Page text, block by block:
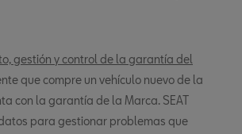
gestión y control de la garantía del
que compre un vehículo nuevo de la
con la garantía de la Marca. SEAT
para gestionar problemas que